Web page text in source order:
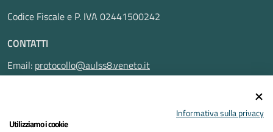
Codice Fiscale e P. IVA 02441500242
CONTATTI
Email: protocollo@aulss8.veneto.it
Pec:protocollo.aulss8@pecveneto.it
Informativa sulla privacy
Utilizziamo i cookie